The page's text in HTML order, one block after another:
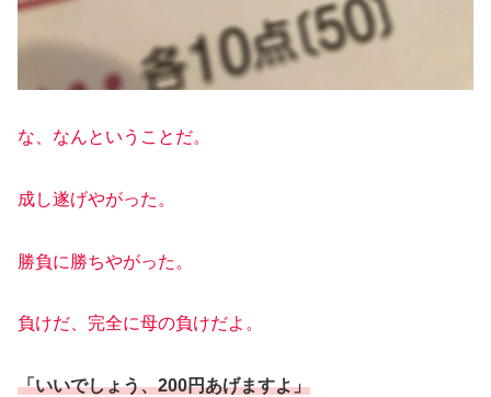
な、なんということだ。
成し遂げやがった。
勝負に勝ちやがった。
負けだ、完全に母の負けだよ。
「いいでしょう、200円あげますよ」